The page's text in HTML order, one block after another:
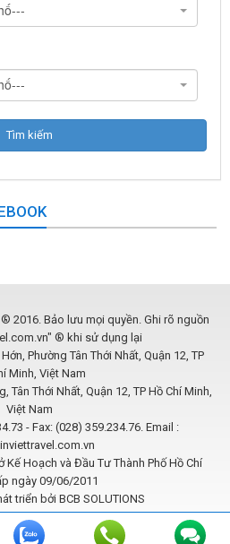
2016. Bảo lưu mọi quyền. Ghi rõ nguồn
® khi sử dụng lại
Phường Tân Thới Nhất, Quận 12, TP
Minh, Việt Nam
Tân Thới Nhất, Quận 12, TP Hồ Chí Minh,
Việt Nam
- Fax: (028) 359.234.76. Email :
Kế Hoạch và Đầu Tư Thành Phố Hồ Chí
ngày 09/06/2011
triển bởi BCB SOLUTIONS